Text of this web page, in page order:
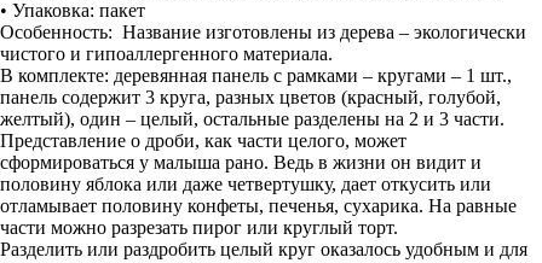
• Упаковка: пакет
Особенность: Название изготовлены из дерева – экологически
чистого и гипоаллергенного материала.
В комплекте: деревянная панель с рамками – кругами – 1 шт.,
панель содержит 3 круга, разных цветов (красный, голубой,
желтый), один – целый, остальные разделены на 2 и 3 части.
Представление о дроби, как части целого, может
сформироваться у малыша рано. Ведь в жизни он видит и
половину яблока или даже четвертушку, дает откусить или
отламывает половину конфеты, печенья, сухарика. На равные
части можно разрезать пирог или круглый торт.
Разделить или раздробить целый круг оказалось удобным и для